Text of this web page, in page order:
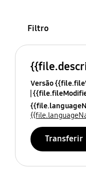
Filtro
Versão
Transferir